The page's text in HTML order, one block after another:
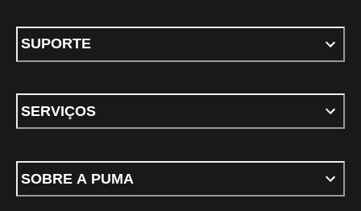
SUPORTE
SERVIÇOS
SOBRE A PUMA